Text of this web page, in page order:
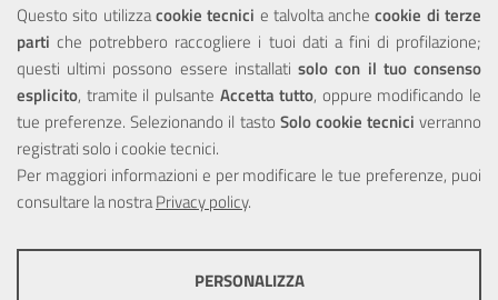
Questo sito utilizzacookie tecnici e talvolta anchecookie di terze
parti che potrebbero raccogliere i tuoi dati a fini di profilazione;
questi ultimi possono essere installatisolo con il tuo consenso
esplicito, tramite il pulsante Accetta tutto, oppure modificando le
tue preferenze. Selezionando il tasto Solo cookie tecnici verranno
registrati solo i cookie tecnici.
Per maggiori informazioni e per modificare le tue preferenze, puoi
consultare la nostraPrivacy policy.
PERSONALIZZA
Privacy
Portale realizzato con la partecipazione finanziaria dell'Unione
Europea tramite i fondi del POR Sicilia 2000/2006 Misura 6.05 -